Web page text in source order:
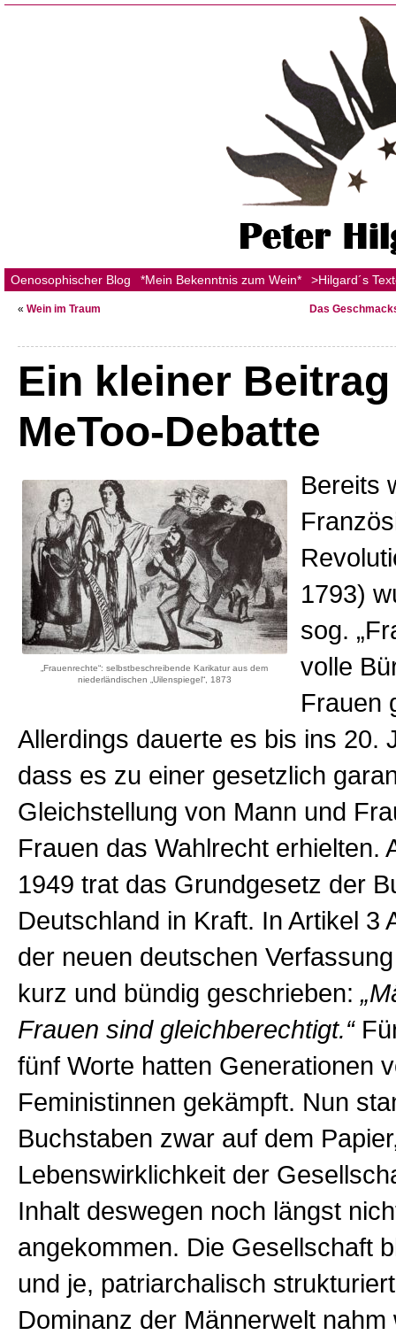
Oenosophischer Blog *Mein Bekenntnis zum Wein* >Hilgard´s
« Wein im Traum Das
Ein kleiner
MeToo-Debatte
„Frauenrechte“: selbstbeschreibende Karikatur aus dem
niederländischen „Uilenspiegel“, 1873
Bereits
1793)
sog.
volle
Frauen
Allerdings dauerte es bis ins 20.
dass es zu einer gesetzlich
Gleichstellung von Mann und
Frauen das Wahlrecht erhielten.
1949 trat das Grundgesetz der
Deutschland in Kraft. In Artikel 3
der neuen deutschen
kurz und bündig geschrieben:
Frauen sind gleichberechtigt.“
fünf Worte hatten Generationen
Feministinnen gekämpft. Nun
Buchstaben zwar auf dem
Lebenswirklichkeit der
Inhalt deswegen noch längst
angekommen. Die Gesellschaft
und je, patriarchalisch
Dominanz der Männerwelt nahm